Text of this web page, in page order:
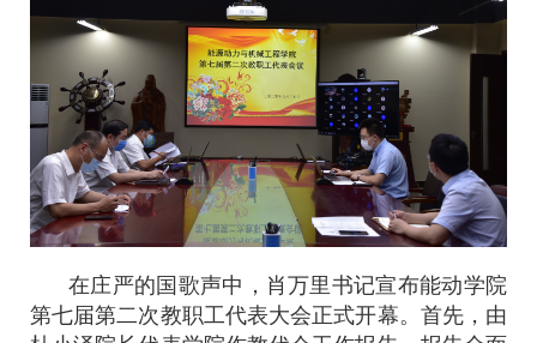
在庄严的国歌声中，肖万里书记宣布能动学院
第七届第二次教职工代表大会正式开幕。首先，由